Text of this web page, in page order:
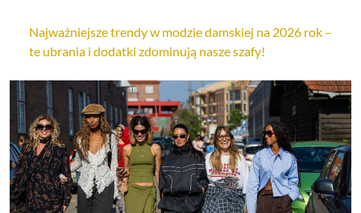
Najważniejsze trendy w modzie damskiej na 2026 rok –
te ubrania i dodatki zdominują nasze szafy!